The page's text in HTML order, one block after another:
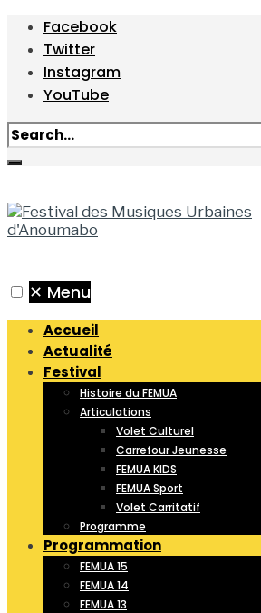
Facebook
Twitter
Instagram
YouTube
✕ Menu
Accueil
Actualité
Festival
Histoire du FEMUA
Articulations
Volet Culturel
Carrefour Jeunesse
FEMUA KIDS
FEMUA Sport
Volet Carritatif
Programme
Programmation
FEMUA 15
FEMUA 14
FEMUA 13